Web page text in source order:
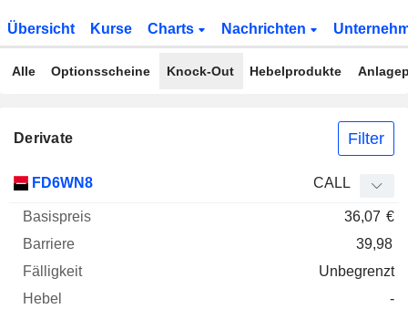
Übersicht Kurse Charts Nachrichten
Alle Optionsscheine Knock-Out Hebelprodukte
Derivate Filter
Basispreis
Elastizität
FD6WN8 CALL
36,07 €
39,98
Unbegrenzt
-